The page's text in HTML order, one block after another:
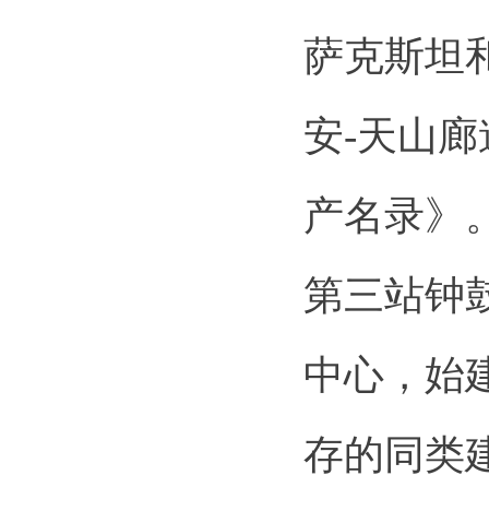
萨克斯坦
安-天山
产名录》
第三站钟
中心，始
存的同类